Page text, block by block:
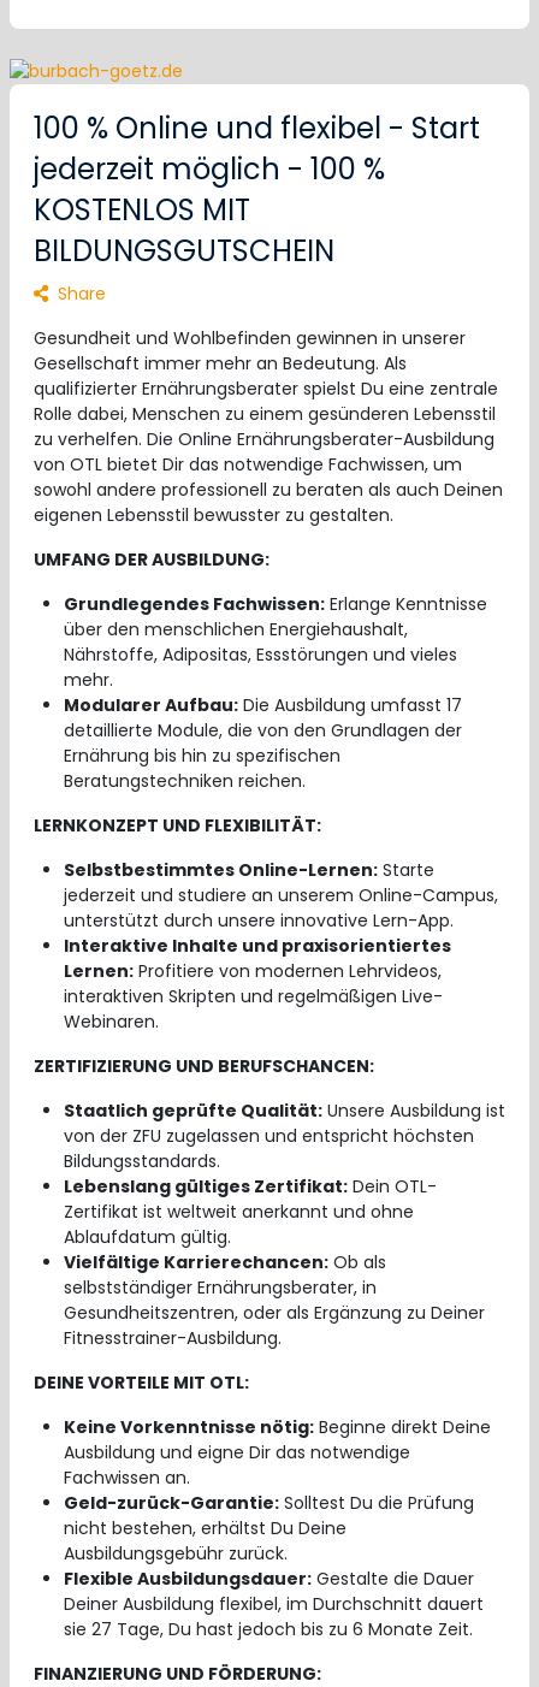
100 % Online und flexibel - Start
jederzeit möglich - 100 %
KOSTENLOS MIT
BILDUNGSGUTSCHEIN
Share
Gesundheit und Wohlbefinden gewinnen in unserer
Gesellschaft immer mehr an Bedeutung. Als
qualifizierter Ernährungsberater spielst Du eine zentrale
Rolle dabei, Menschen zu einem gesünderen Lebensstil
zu verhelfen. Die Online Ernährungsberater-Ausbildung
von OTL bietet Dir das notwendige Fachwissen, um
sowohl andere professionell zu beraten als auch Deinen
eigenen Lebensstil bewusster zu gestalten.
UMFANG DER AUSBILDUNG:
Grundlegendes Fachwissen: Erlange Kenntnisse
über den menschlichen Energiehaushalt,
Nährstoffe, Adipositas, Essstörungen und vieles
mehr.
Modularer Aufbau: Die Ausbildung umfasst 17
detaillierte Module, die von den Grundlagen der
Ernährung bis hin zu spezifischen
Beratungstechniken reichen.
LERNKONZEPT UND FLEXIBILITÄT:
Selbstbestimmtes Online-Lernen: Starte
jederzeit und studiere an unserem Online-Campus,
unterstützt durch unsere innovative Lern-App.
Interaktive Inhalte und praxisorientiertes
Lernen: Profitiere von modernen Lehrvideos,
interaktiven Skripten und regelmäßigen Live-
Webinaren.
ZERTIFIZIERUNG UND BERUFSCHANCEN:
Staatlich geprüfte Qualität: Unsere Ausbildung ist
von der ZFU zugelassen und entspricht höchsten
Bildungsstandards.
Lebenslang gültiges Zertifikat: Dein OTL-
Zertifikat ist weltweit anerkannt und ohne
Ablaufdatum gültig.
Vielfältige Karrierechancen: Ob als
selbstständiger Ernährungsberater, in
Gesundheitszentren, oder als Ergänzung zu Deiner
Fitnesstrainer-Ausbildung.
DEINE VORTEILE MIT OTL:
Keine Vorkenntnisse nötig: Beginne direkt Deine
Ausbildung und eigne Dir das notwendige
Fachwissen an.
Geld-zurück-Garantie: Solltest Du die Prüfung
nicht bestehen, erhältst Du Deine
Ausbildungsgebühr zurück.
Flexible Ausbildungsdauer: Gestalte die Dauer
Deiner Ausbildung flexibel, im Durchschnitt dauert
sie 27 Tage, Du hast jedoch bis zu 6 Monate Zeit.
FINANZIERUNG UND FÖRDERUNG: